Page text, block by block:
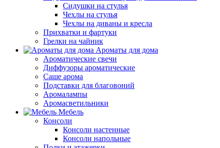
Сидушки на стулья
Чехлы на стулья
Чехлы на диваны и кресла
Прихватки и фартуки
Грелки на чайник
Ароматы для дома
Ароматические свечи
Диффузоры ароматические
Саше арома
Подставки для благовоний
Аромалампы
Аромасветильники
Мебель
Консоли
Консоли настенные
Консоли напольные